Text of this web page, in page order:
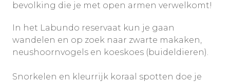
bevolking die je met open armen verwelkomt!
In het Labundo reservaat kun je gaan
wandelen en op zoek naar zwarte makaken,
neushoornvogels en koeskoes (buideldieren).
Snorkelen en kleurrijk koraal spotten doe je